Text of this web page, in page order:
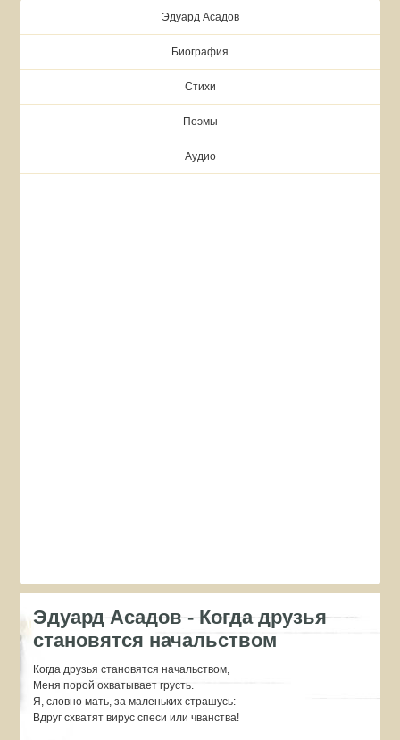
Эдуард Асадов
Биография
Стихи
Поэмы
Аудио
Эдуард Асадов - Когда друзья
становятся начальством
Когда друзья становятся начальством,
Меня порой охватывает грусть.
Я, словно мать, за маленьких страшусь:
Вдруг схватят вирус спеси или чванства!